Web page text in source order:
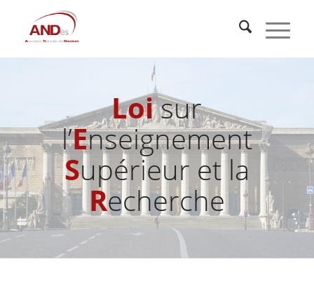
Loisur
l’Enseignement
Supérieur et la
Recherche